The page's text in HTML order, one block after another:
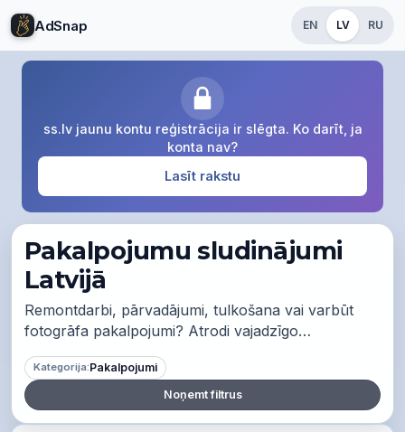
AdSnap EN LV RU
ss.lv jaunu kontu reģistrācija ir slēgta. Ko darīt, ja
konta nav?
Lasīt rakstu
Pakalpojumu sludinājumi
Latvijā
Remontdarbi, pārvadājumi, tulkošana vai varbūt
fotogrāfa pakalpojumi? Atrodi vajadzīgo
maksas.
Kategorija:Pakalpojumi
Noņemt filtrus